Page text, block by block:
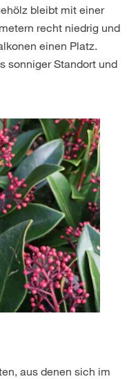
bleibt mit einer
recht niedrig und
einen Platz.
sonniger Standort und
aus denen sich im